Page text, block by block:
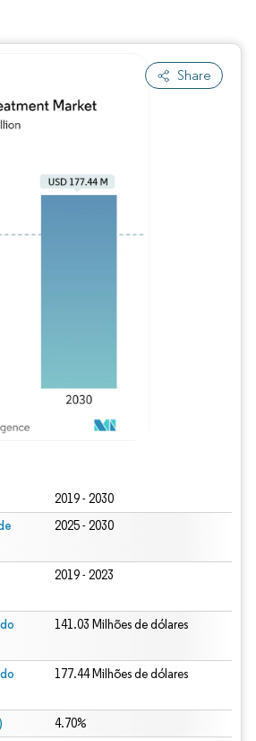
Share
2019 - 2030
2025 - 2030
2019 - 2023
141.03 Milhões de dólares
177.44 Milhões de dólares
4.70%